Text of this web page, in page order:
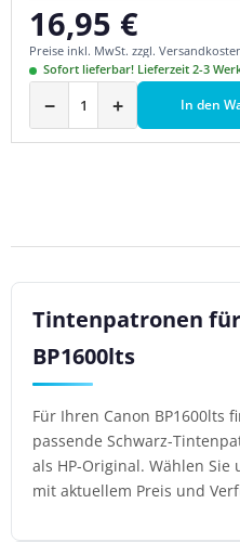
Regulärer Preis:
16,95 €
Preise inkl. MwSt. zzgl.
Sofort lieferbar! Lieferzeit 2-3
− + In den
Tintenpatronen
BP1600lts
Für Ihren Canon BP1600lts
passende Schwarz-
als HP-Original. Wählen
mit aktuellem Preis und